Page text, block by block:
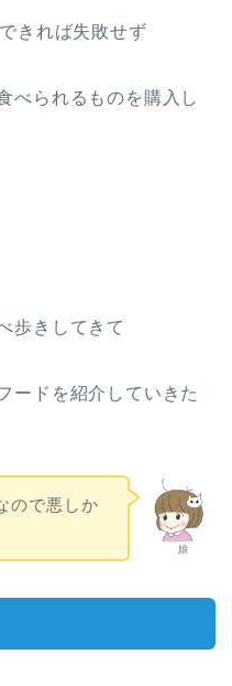
きれば失敗せず
べられるものを購入し
歩きしてきて
ードを紹介していきた
娘
ので悪しか